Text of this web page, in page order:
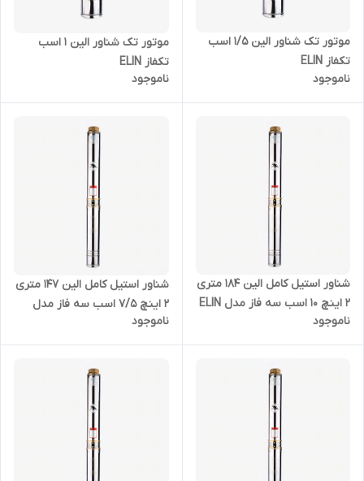
موتور تک شناور الین 1/5 اسب
تکفاز ELIN
ناموجود
موتور تک شناور الین 1 اسب
تکفاز ELIN
ناموجود
شناور استیل کامل الین 184 متری
2 اینچ 10 اسب سه فاز مدل ELIN
- 4SD-10/34
ناموجود
شناور استیل کامل الین 147 متری
2 اینچ 7/5 اسب سه فاز مدل
ELIN - 4SD-10/27
ناموجود